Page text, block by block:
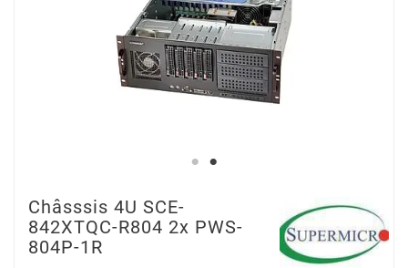
Châsssis 4U SCE-
842XTQC-R804 2x PWS-
804P-1R